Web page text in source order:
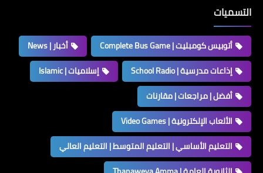
التسميات
أتوبيس كومبليت | Complete Bus Game
أخبار | News
إذاعات مدرسية | School Radio
إسلاميات | Islamic
أفضل | مراجعات | مقارنات
الألعاب الإلكترونية | Video Games
التعليم الأساسي | التعليم المتوسط | التعليم العالي